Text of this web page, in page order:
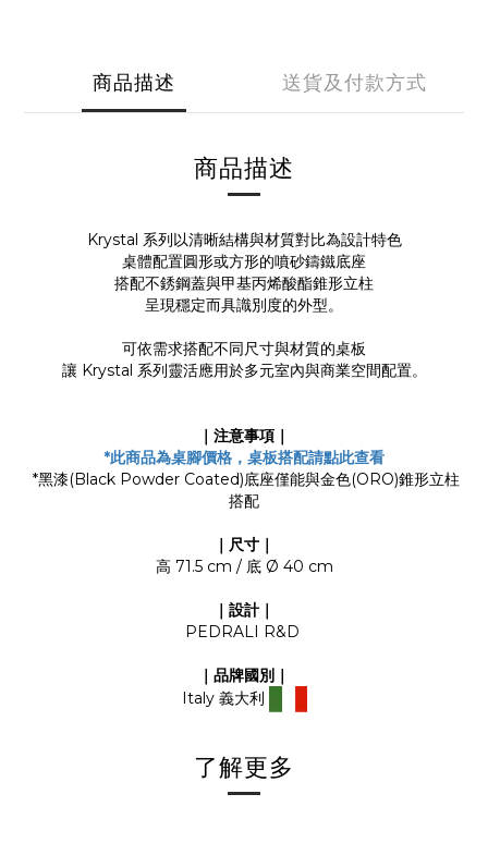
商品描述 送貨及付款方式
商品描述
Krystal 系列以清晰結構與材質對比為設計特色
桌體配置圓形或方形的噴砂鑄鐵底座
搭配不銹鋼蓋與甲基丙烯酸酯錐形立柱
呈現穩定而具識別度的外型。
可依需求搭配不同尺寸與材質的桌板
讓 Krystal 系列靈活應用於多元室內與商業空間配置。
｜注意事項｜
*此商品為桌腳價格，桌板搭配請點此查看
*黑漆(Black Powder Coated)底座僅能與金色(ORO)錐形立柱
搭配
｜尺寸｜
高 71.5 cm / 底 Ø 40 cm
｜設計｜
PEDRALI R&D
｜品牌國別｜
Italy 義大利
了解更多